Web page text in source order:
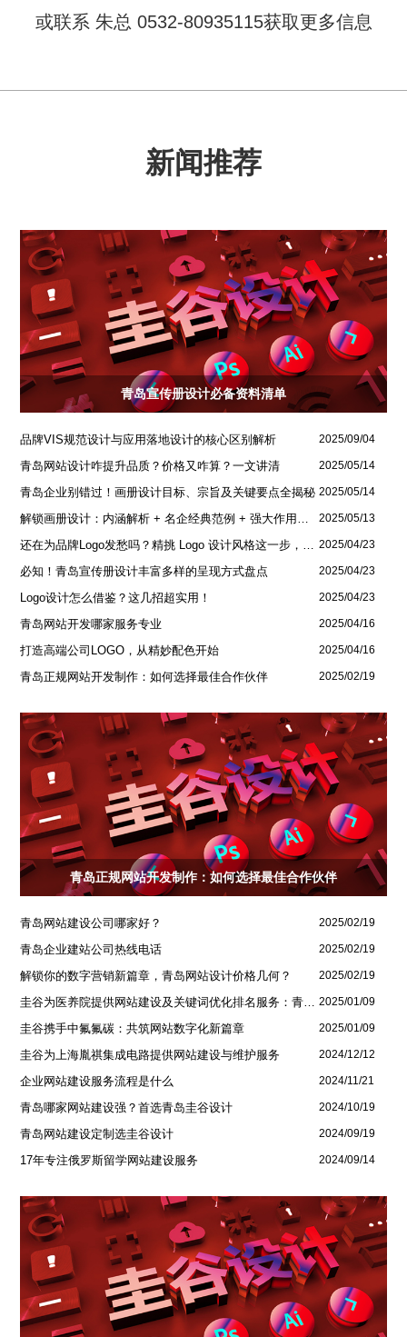
或联系 朱总 0532-80935115获取更多信息
新闻推荐
青岛宣传册设计必备资料清单
品牌VIS规范设计与应用落地设计的核心区别解析 2025/09/04
青岛网站设计咋提升品质？价格又咋算？一文讲清 2025/05/14
青岛企业别错过！画册设计目标、宗旨及关键要点全揭秘 2025/05/14
解锁画册设计：内涵解析 + 名企经典范例 + 强大作用全揭秘 2025/05/13
还在为品牌Logo发愁吗？精挑 Logo 设计风格这一步，轻松铸就独属于你的品牌魅力 2025/04/23
必知！青岛宣传册设计丰富多样的呈现方式盘点 2025/04/23
Logo设计怎么借鉴？这几招超实用！ 2025/04/23
青岛网站开发哪家服务专业 2025/04/16
打造高端公司LOGO，从精妙配色开始 2025/04/16
青岛正规网站开发制作：如何选择最佳合作伙伴 2025/02/19
青岛正规网站开发制作：如何选择最佳合作伙伴
青岛网站建设公司哪家好？ 2025/02/19
青岛企业建站公司热线电话 2025/02/19
解锁你的数字营销新篇章，青岛网站设计价格几何？ 2025/02/19
2025/01/09
圭谷携手中氟氟碳：共筑网站数字化新篇章 2025/01/09
圭谷为上海胤祺集成电路提供网站建设与维护服务 2024/12/12
企业网站建设服务流程是什么 2024/11/21
青岛哪家网站建设强？首选青岛圭谷设计 2024/10/19
青岛网站建设定制选圭谷设计 2024/09/19
17年专注俄罗斯留学网站建设服务 2024/09/14